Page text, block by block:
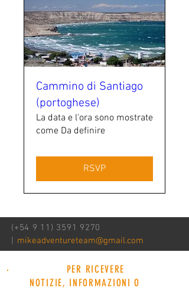
Cammino di Santiago
(portoghese)
La data e l'ora sono mostrate
come Da definire
RSVP
(+54 9 11) 3591 9270
mikeadventureteam@gmail.com
PER RICEVERE
NOTIZIE, INFORMAZIONI O